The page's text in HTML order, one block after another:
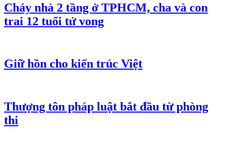
Cháy nhà 2 tầng ở TPHCM, cha và con
trai 12 tuổi tử vong
Giữ hồn cho kiến trúc Việt
Thượng tôn pháp luật bắt đầu từ phòng
thi